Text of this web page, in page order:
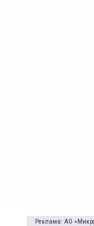
Реклама: АО